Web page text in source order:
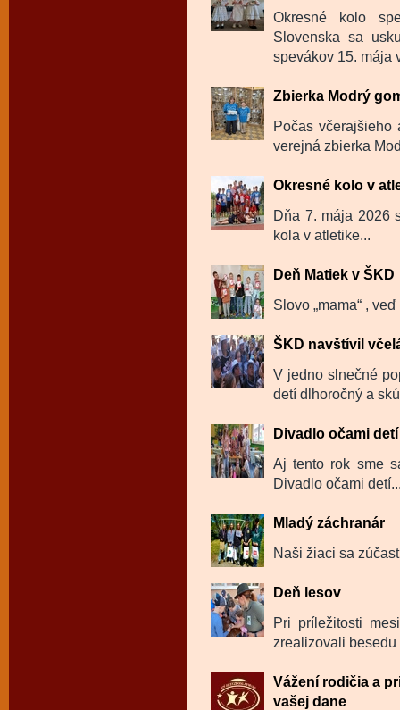
Okresné kolo
Slovenska sa
spevákov 15. mája
Zbierka Modrý
Počas
verejná zbierka
Okresné kolo v
Dňa 7. mája 2026
kola v atletike...
Deň Matiek v ŠKD
Slovo „mama“ ,
ŠKD navštívil
V jedno slnečné
detí dlhoročný a
Divadlo očami detí
Aj tento rok sme
Divadlo očami
Mladý záchranár
Naši žiaci sa
Deň lesov
Pri príležitosti
zrealizovali
Vážení rodičia a
vašej dane